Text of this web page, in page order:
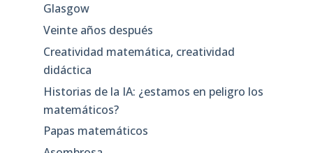
Glasgow
Veinte años después
Creatividad matemática, creatividad
didáctica
Historias de la IA: ¿estamos en peligro los
matemáticos?
Papas matemáticos